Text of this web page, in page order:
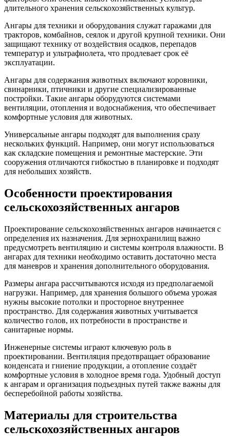
длительного хранения сельскохозяйственных культур.
Ангары для техники и оборудования служат гаражами для
тракторов, комбайнов, сеялок и другой крупной техники. Они
защищают технику от воздействия осадков, перепадов
температур и ультрафиолета, что продлевает срок её
эксплуатации.
Ангары для содержания животных включают коровники,
свинарники, птичники и другие специализированные
постройки. Такие ангары оборудуются системами
вентиляции, отопления и водоснабжения, что обеспечивает
комфортные условия для животных.
Универсальные ангары подходят для выполнения сразу
нескольких функций. Например, они могут использоваться
как складские помещения и ремонтные мастерские. Эти
сооружения отличаются гибкостью в планировке и подходят
для небольших хозяйств.
Особенности проектирования
сельскохозяйственных ангаров
Проектирование сельскохозяйственных ангаров начинается с
определения их назначения. Для зернохранилищ важно
предусмотреть вентиляцию и системы контроля влажности. В
ангарах для техники необходимо оставить достаточно места
для маневров и хранения дополнительного оборудования.
Размеры ангара рассчитываются исходя из предполагаемой
нагрузки. Например, для хранения большого объема урожая
нужны высокие потолки и просторное внутреннее
пространство. Для содержания животных учитывается
количество голов, их потребности в пространстве и
санитарные нормы.
Инженерные системы играют ключевую роль в
проектировании. Вентиляция предотвращает образование
конденсата и гниение продукции, а отопление создаёт
комфортные условия в холодное время года. Удобный доступ
к ангарам и организация подъездных путей также важны для
бесперебойной работы хозяйства.
Материалы для строительства
сельскохозяйственных ангаров